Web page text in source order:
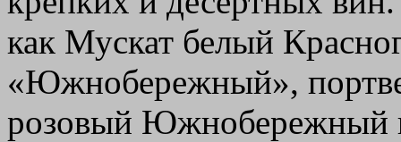
как Мускат белый
«Южнобережный»,
розовый Южнобережный